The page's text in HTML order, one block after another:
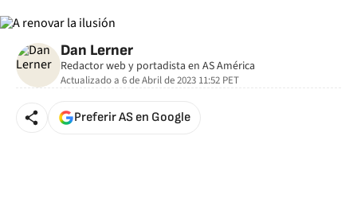
Dan Lerner
Redactor web y portadista en AS América
Actualizado a 6 de Abril de 2023 11:52 PET
Preferir AS en Google